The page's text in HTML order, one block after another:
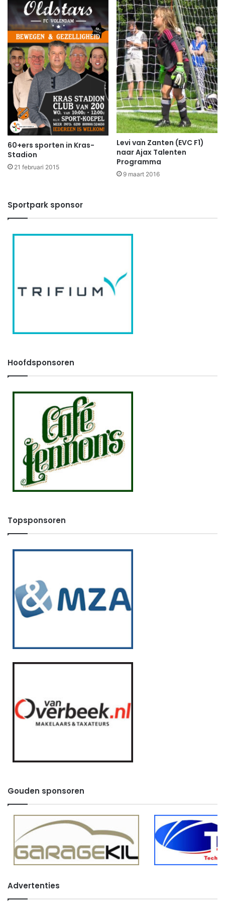
60+ers sporten in Kras-
Stadion
21 februari 2015
Levi van Zanten (EVC F1)
naar Ajax Talenten
Programma
9 maart 2016
Sportpark sponsor
Hoofdsponsoren
Topsponsoren
Gouden sponsoren
Advertenties